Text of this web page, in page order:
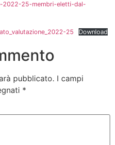
2022-25-membri-eletti-dal-
25 Download
pubblicato. I campi
*